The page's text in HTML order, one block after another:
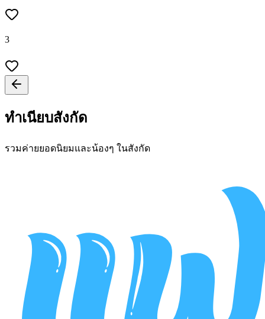
3
ทำเนียบสังกัด
รวมค่ายยอดนิยมและน้องๆ ในสังกัด